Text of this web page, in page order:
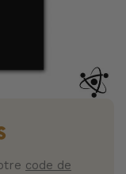
code de